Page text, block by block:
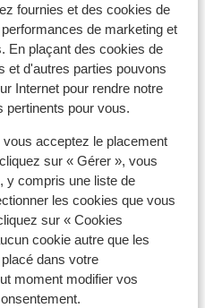
fournies et des cookies de
de marketing et
En plaçant des cookies de
et d'autres parties pouvons
Internet pour rendre notre
pertinents pour vous.
acceptez le placement
sur « Gérer », vous
y compris une liste de
les cookies que vous
sur « Cookies
cookie autre que les
dans votre
moment modifier vos
obligatoire d'avoir un
Si vous roulez sur le
vous munir d’un
Vous pouvez la
pas à temps votre
recommande de vous
de vignette.
d'avoir les éléments